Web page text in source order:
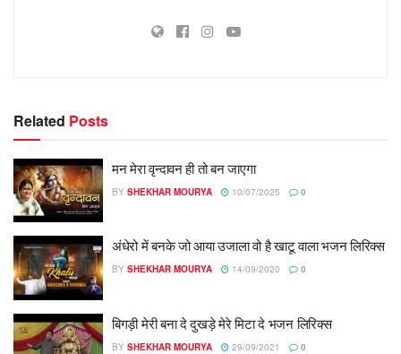
Related Posts
मन मेरा वृन्दावन ही तो बन जाएगा
BY SHEKHAR MOURYA 10/07/2025 0
अंधेरो में बनके जो आया उजाला वो है खाटू वाला भजन लिरिक्स
BY SHEKHAR MOURYA 14/09/2020 0
बिगड़ी मेरी बना दे दुखड़े मेरे मिटा दे भजन लिरिक्स
BY SHEKHAR MOURYA 29/09/2021 0